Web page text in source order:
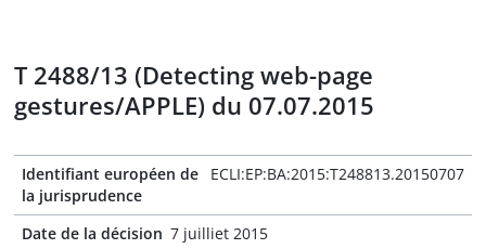
T 2488/13 (Detecting web-page
gestures/APPLE) du 07.07.2015
Identifiant européen de
la jurisprudence
ECLI:EP:BA:2015:T248813.20150707
Date de la décision 7 juilliet 2015